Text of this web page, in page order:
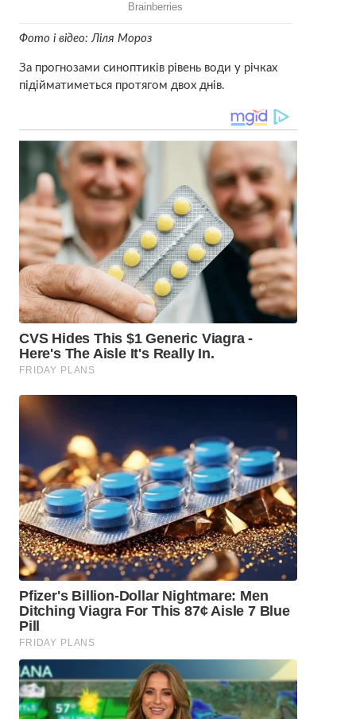
Фото і відео: Ліля Мороз
За прогнозами синоптиків рівень води у річках
підійматиметься протягом двох днів.